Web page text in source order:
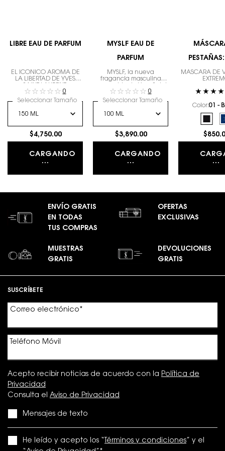
LIBRE EAU DE PARFUM
EL ICÓNICO AROMA DE
LA LIBERTAD DE YVES
0
Seleccionar Tamaño
$4,750.00
CARGANDO
...
MYSLF EAU DE
PARFUM
MYSLF, la nueva
fragancia masculina
Laurent. La expresión del
hombre que eres con
0
Seleccionar Tamaño
$3,890.00
CARGANDO
...
MÁSCARA DE
Color:01 -
01 -
...
ENVÍO GRATIS
EN TODAS
TUS COMPRAS
OFERTAS
EXCLUSIVAS
MUESTRAS
GRATIS
DEVOLUCIONES
GRATIS
SUSCRÍBETE
Correo electrónico *
Teléfono Móvil
Acepto recibir noticias de acuerdo con la Política de
Privacidad
Consulta el Aviso de Privacidad
Mensajes de texto
He leído y acepto los “ Términos y condiciones ” y el